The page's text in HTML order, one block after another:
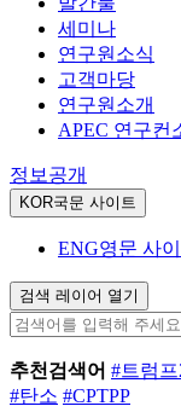
세미나
연구원소식
고객마당
연구원소개
APEC 연구컨
정보공개
KOR국문 사이트
ENG영문 사
검색 레이어 열기
추천검색어 #트럼프
#탄소 #CPTPP